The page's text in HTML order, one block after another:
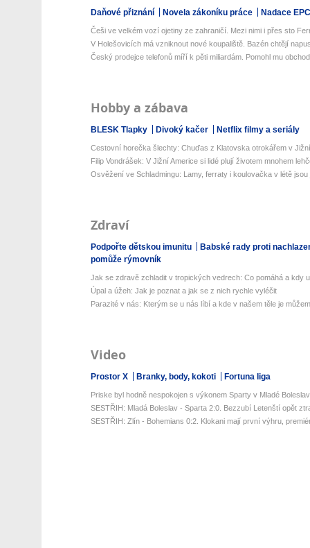
Daňové přiznání Novela zákoníku práce Nadace
Češi ve velkém vozí ojetiny ze zahraničí. Mezi nimi i přes sto
V Holešovicích má vzniknout nové koupaliště. Bazén chtějí
Český prodejce telefonů míří k pěti miliardám. Pomohl mu
Hobby a zábava
BLESK Tlapky Divoký kačer Netflix filmy a seriály
Cestovní horečka šlechty: Chuďas z Klatovska otrokářem v
Filip Vondrášek: V Jižní Americe si lidé plují životem mnohem
Osvěžení ve Schladmingu: Lamy, ferraty i koulovačka v létě jsou
Zdraví
Podpořte dětskou imunitu
Babské rady proti
pomůže rýmovník
Jak se zdravě zchladit v tropických vedrech: Co pomáhá a kdy
Úpal a úžeh: Jak je poznat a jak se z nich rychle vyléčit
Parazité v nás: Kterým se u nás líbí a kde v našem těle je
Video
Prostor X Branky, body, kokoti Fortuna liga
Priske byl hodně nespokojen s výkonem Sparty v Mladé
SESTŘIH: Mladá Boleslav - Sparta 2:0. Bezzubí Letenští opět
SESTŘIH: Zlín - Bohemians 0:2. Klokani mají první výhru,